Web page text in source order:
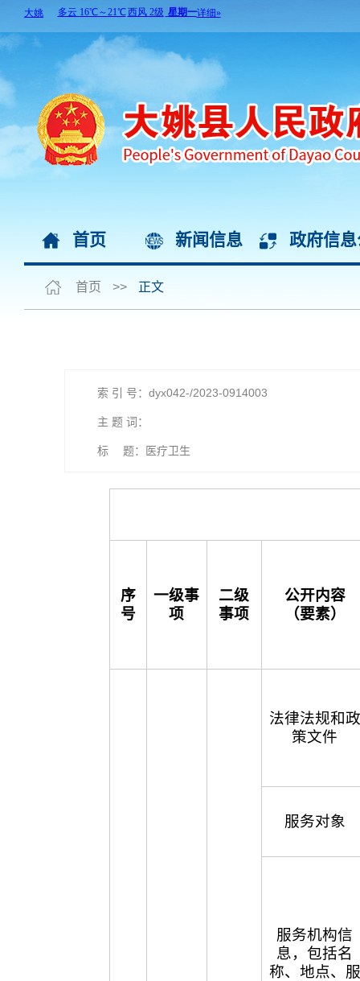
首页 新闻信息 政府信
首页 >> 正文
索 引 号：dyx042-/2023-0914003
主 题 词：
标 题：医疗卫生
序
号
一级事
项
二级
事项
公开内容
（要素）
法律法规和政
策文件
服务对象
服务机构信
息，包括名
称、地点、服